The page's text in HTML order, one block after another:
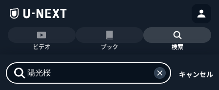
ビデオ ブック 検索
キャンセル